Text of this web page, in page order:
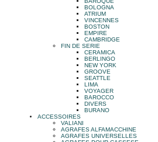
BOLOGNA
ATRIUM
VINCENNES
BOSTON
EMPIRE
CAMBRIDGE
FIN DE SERIE
CERAMICA
BERLINGO
NEW YORK
GROOVE
SEATTLE
LIMA
VOYAGER
BAROCCO
DIVERS
BURANO
ACCESSOIRES
VALIANI
AGRAFES ALFAMACCHINE
AGRAFES UNIVERSELLES